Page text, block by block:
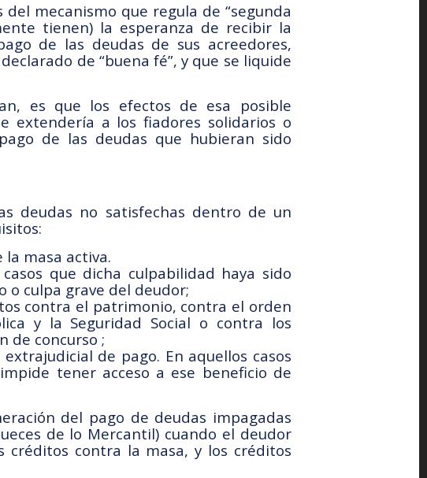
mecanismo que regula de “segunda
tienen) la esperanza de recibir la
de las deudas de sus acreedores,
de “buena fé”, y que se liquide
es que los efectos de esa posible
extendería a los fiadores solidarios o
de las deudas que hubieran sido
deudas no satisfechas dentro de un
la masa activa.
que dicha culpabilidad haya sido
o culpa grave del deudor;
contra el patrimonio, contra el orden
y la Seguridad Social o contra los
de concurso ;
de pago. En aquellos casos
tener acceso a ese beneficio de
del pago de deudas impagadas
de lo Mercantil) cuando el deudor
contra la masa, y los créditos